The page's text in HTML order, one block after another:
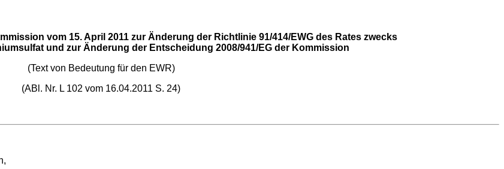
vom 15. April 2011 zur Änderung der Richtlinie 91/414/EWG des Rates zwecks
und zur Änderung der Entscheidung 2008/941/EG der Kommission
(Text von Bedeutung für den EWR)
(ABl. Nr. L 102 vom 16.04.2011 S. 24)